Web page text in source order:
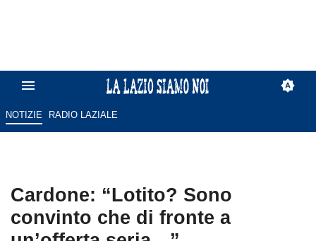
NOTIZIE RADIO LAZIALE
Cardone: “Lotito? Sono
convinto che di fronte a